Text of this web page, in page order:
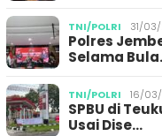
TNI/POLRI 31/
Polres
Selama
TNI/POLRI 16/
SPBU di
Usai Dise…